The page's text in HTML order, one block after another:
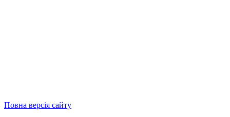
Повна версія сайту